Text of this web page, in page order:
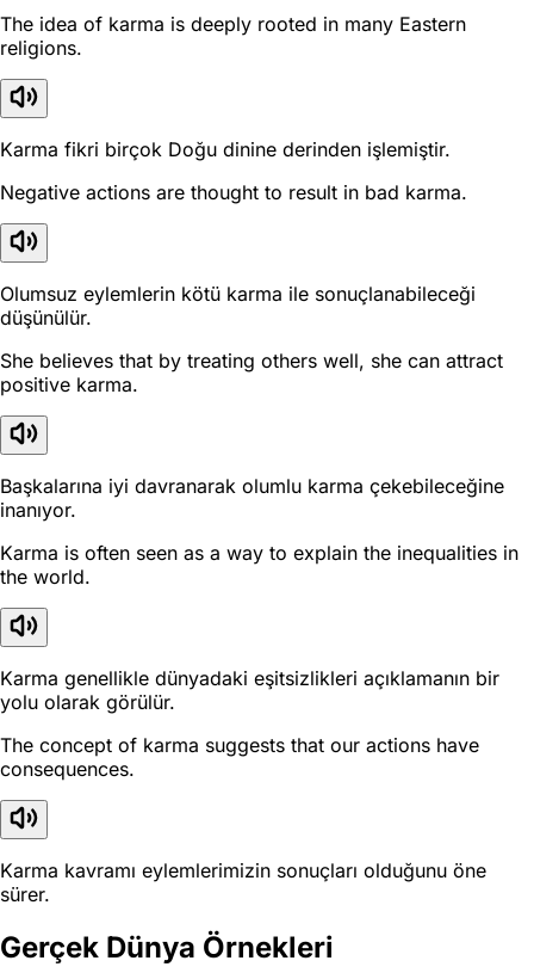
The idea of karma is deeply rooted in many Eastern
religions.
Karma fikri birçok Doğu dinine derinden işlemiştir.
Negative actions are thought to result in bad karma.
Olumsuz eylemlerin kötü karma ile sonuçlanabileceği
düşünülür.
She believes that by treating others well, she can attract
positive karma.
Başkalarına iyi davranarak olumlu karma çekebileceğine
inanıyor.
Karma is often seen as a way to explain the inequalities in
the world.
Karma genellikle dünyadaki eşitsizlikleri açıklamanın bir
yolu olarak görülür.
The concept of karma suggests that our actions have
consequences.
Karma kavramı eylemlerimizin sonuçları olduğunu öne
sürer.
Gerçek Dünya Örnekleri